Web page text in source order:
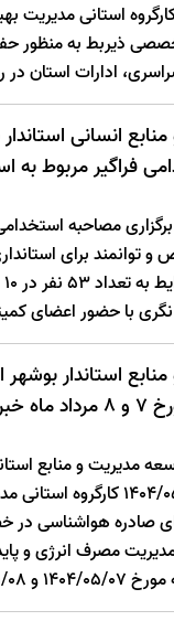
استانی مدیریت
ذیربط به منظور
استان در روز‌ چهارشنبه 15
انسانی
فراگیر مربوط به
مصاحبه
توانمند برای
با حضور اعضای
استاندار بوشهر
داد
مدیریت و منابع
متخذه در جلسه مورخ
صادره هواشناسی
مصرف انرژی و
تعطیل است.